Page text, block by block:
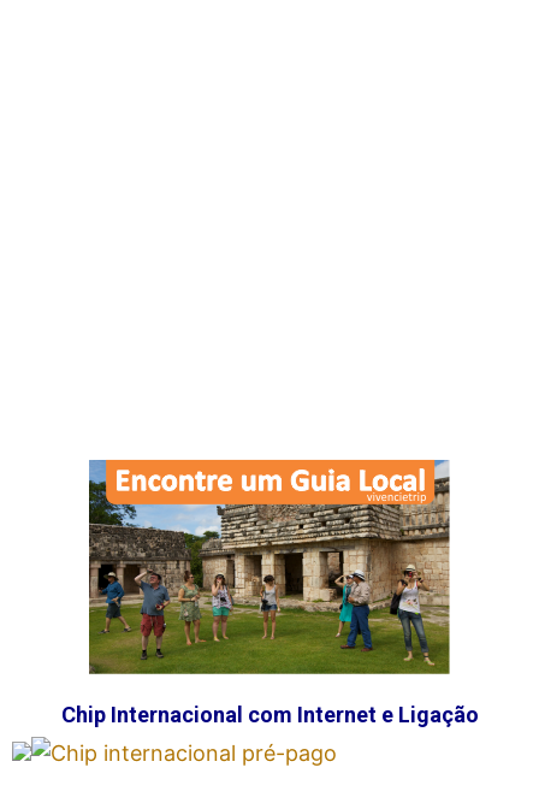
Chip Internacional com Internet e Ligação